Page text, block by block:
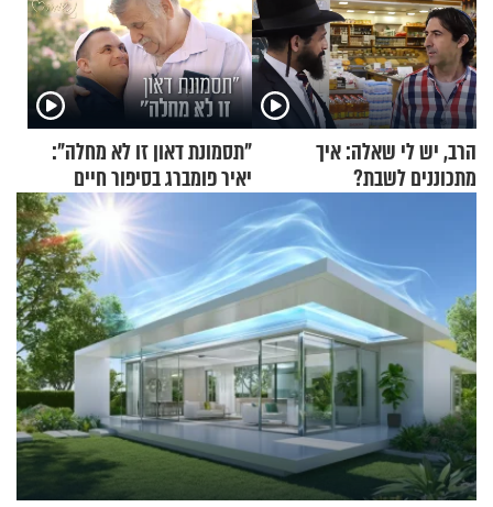
הרב, יש לי שאלה: איך
מתכוננים לשבת?
"תסמונת דאון זו לא מחלה":
יאיר פומברג בסיפור חיים